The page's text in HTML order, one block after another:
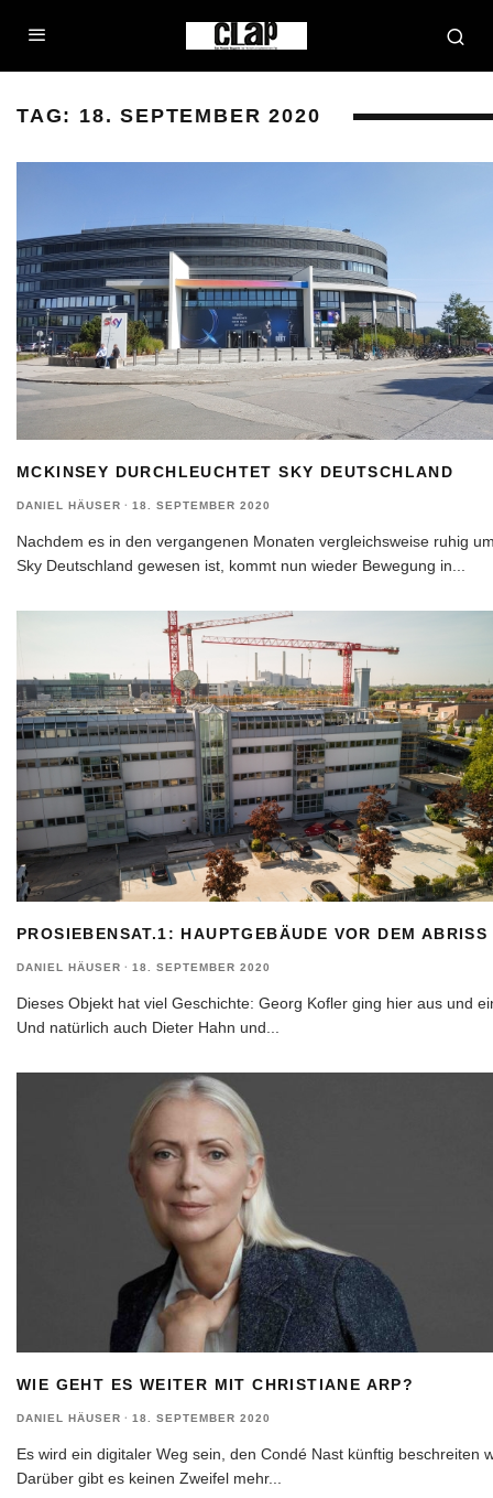
TAG: 18. SEPTEMBER 2020
MCKINSEY DURCHLEUCHTET SKY DEUTSCHLAND
DANIEL HÄUSER · 18. SEPTEMBER 2020
Nachdem es in den vergangenen Monaten vergleichsweise ruhig
Sky Deutschland gewesen ist, kommt nun wieder Bewegung in...
PROSIEBENSAT.1: HAUPTGEBÄUDE VOR DEM ABRISS
DANIEL HÄUSER · 18. SEPTEMBER 2020
Dieses Objekt hat viel Geschichte: Georg Kofler ging hier aus und
Und natürlich auch Dieter Hahn und
WIE GEHT ES WEITER MIT CHRISTIANE ARP?
DANIEL HÄUSER · 18. SEPTEMBER 2020
Es wird ein digitaler Weg sein, den Condé Nast künftig beschreiten
Darüber gibt es keinen Zweifel mehr...